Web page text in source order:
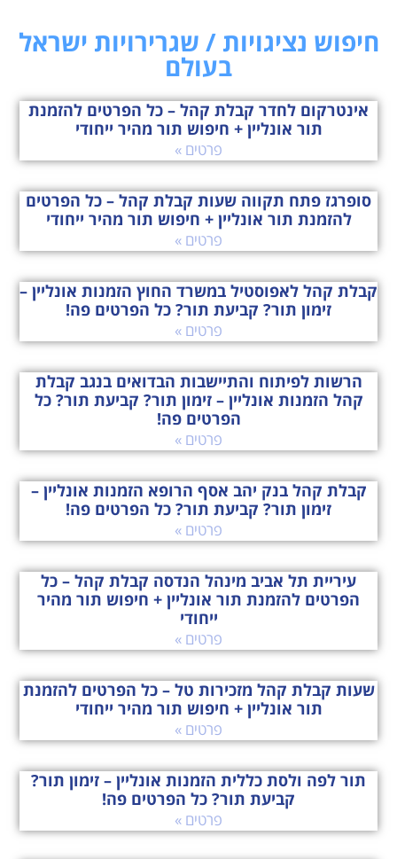
חיפוש נציגויות / שגרירויות ישראל
בעולם
אינטרקום לחדר קבלת קהל – כל הפרטים להזמנת
תור אונליין + חיפוש תור מהיר ייחודי
פרטים »
סופרגז פתח תקווה שעות קבלת קהל – כל הפרטים
להזמנת תור אונליין + חיפוש תור מהיר ייחודי
פרטים »
קבלת קהל לאפוסטיל במשרד החוץ הזמנות אונליין –
זימון תור? קביעת תור? כל הפרטים פה!
פרטים »
הרשות לפיתוח והתיישבות הבדואים בנגב קבלת
קהל הזמנות אונליין – זימון תור? קביעת תור? כל
הפרטים פה!
פרטים »
קבלת קהל בנק יהב אסף הרופא הזמנות אונליין –
זימון תור? קביעת תור? כל הפרטים פה!
פרטים »
עיריית תל אביב מינהל הנדסה קבלת קהל – כל
הפרטים להזמנת תור אונליין + חיפוש תור מהיר
ייחודי
פרטים »
שעות קבלת קהל מזכירות טל – כל הפרטים להזמנת
תור אונליין + חיפוש תור מהיר ייחודי
פרטים »
תור לפה ולסת כללית הזמנות אונליין – זימון תור?
קביעת תור? כל הפרטים פה!
פרטים »